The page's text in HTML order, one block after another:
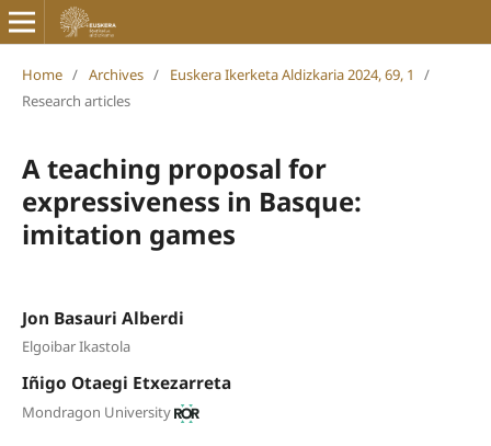
Home / Archives / Euskera Ikerketa Aldizkaria 2024, 69, 1
/
Research articles
A teaching proposal for
expressiveness in Basque:
imitation games
Jon Basauri Alberdi
Elgoibar Ikastola
Iñigo Otaegi Etxezarreta
Mondragon University